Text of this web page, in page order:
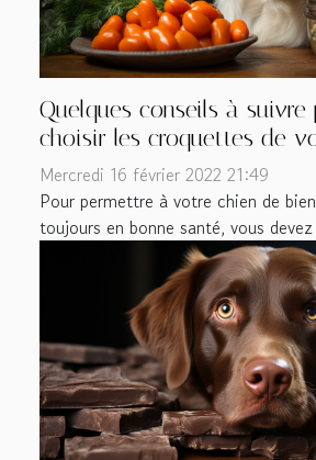
Quelques conseils à suivre
choisir les croquettes de
Mercredi 16 février 2022 21:49
Pour permettre à votre chien de
toujours en bonne santé, vous